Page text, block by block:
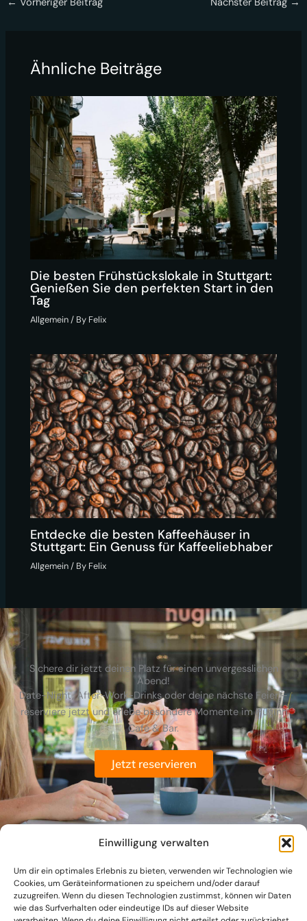
Einwilligung verwalten
Um dir ein optimales Erlebnis zu bieten, verwenden wir Technologien wie
Cookies, um Geräteinformationen zu speichern und/oder darauf
zuzugreifen. Wenn du diesen Technologien zustimmst, können wir Daten
wie das Surfverhalten oder eindeutige IDs auf dieser Website
Ähnliche Beiträge
Die besten Frühstückslokale in Stuttgart:
Genießen Sie den perfekten Start in den
Tag
Allgemein/ By Felix
Entdecke die besten Kaffeehäuser in
Stuttgart: Ein Genuss für Kaffeeliebhaber
Allgemein/ By Felix
Sichere dir jetzt deinen Platz für einen unvergesslichen
Abend!
Date-Night, After-Work-Drinks oder deine nächste Feier –
reserviere jetzt und erlebe besondere Momente im Huginn
Café & Bar.
Jetzt reservieren